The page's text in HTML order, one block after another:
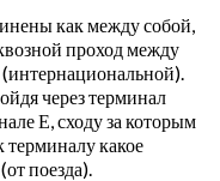
как между собой,
проход между
через терминал
Е, сходу за которым
терминалу какое
поезда).